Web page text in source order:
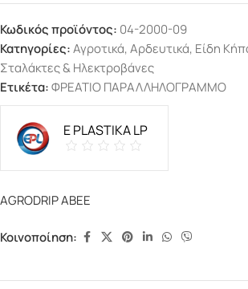
Κωδικός προϊόντος: 04-2000-09
Κατηγορίες:Αγροτικά,Αρδευτικά, Είδη
Σταλάκτες & Ηλεκτροβάνες
Ετικέτα:ΦΡΕΑΤΙΟ ΠΑΡΑΛΛΗΛΟΓΡΑΜΜΟ
E PLASTIKA LP
AGRODRIP ΑΒΕΕ
Κοινοποίηση: